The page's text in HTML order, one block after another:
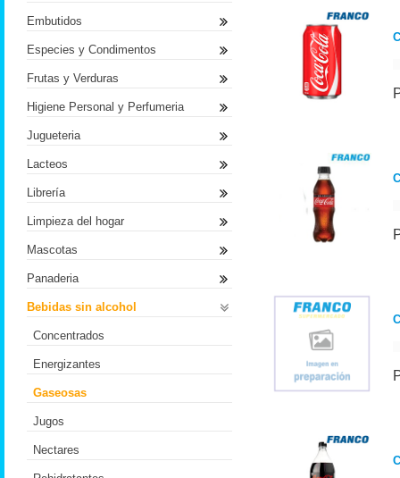
Embutidos
Especies y Condimentos
Frutas y Verduras
Higiene Personal y Perfumeria
Jugueteria
Lacteos
Librería
Limpieza del hogar
Mascotas
Panaderia
Bebidas sin alcohol
Concentrados
Energizantes
Gaseosas
Jugos
Nectares